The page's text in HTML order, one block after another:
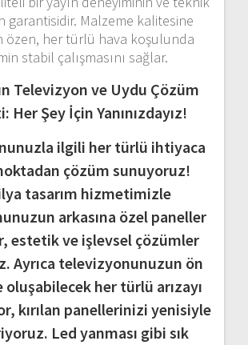
garantisidir. Malzeme kalitesine
özen, hertürlü hava koşulunda
stabil çalışmasını sağlar.
Televizyon ve Uydu Çözüm
Her Şey İçin Yanınızdayız!
ilgili her türlü ihtiyaca
çözüm sunuyoruz!
tasarım hizmetimizle
arkasına özel paneller
estetik ve işlevsel çözümler
Ayrıca televizyonunuzun ön
oluşabilecek her türlü arızayı
kırılan panellerinizi yenisiyle
Led yanması gibi sık